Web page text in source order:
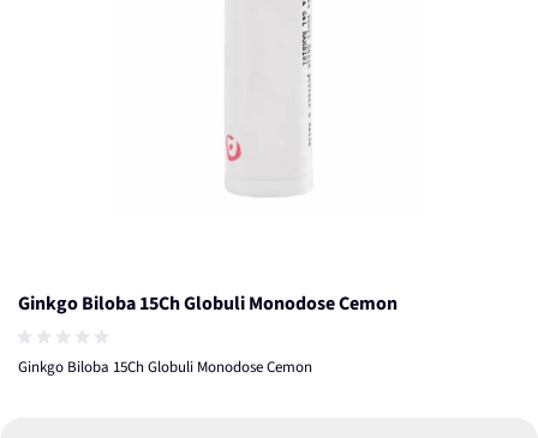
Ginkgo Biloba 15Ch Globuli Monodose Cemon
Ginkgo Biloba 15Ch Globuli Monodose Cemon